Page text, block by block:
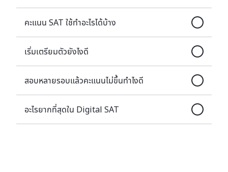
คะแนน SAT ใช้ทำอะไรได้บ้าง
เริ่มเตรียมตัวยังไงดี
สอบหลายรอบแล้วคะแนนไม่ขึ้นทำไงดี
อะไรยากที่สุดใน Digital SAT